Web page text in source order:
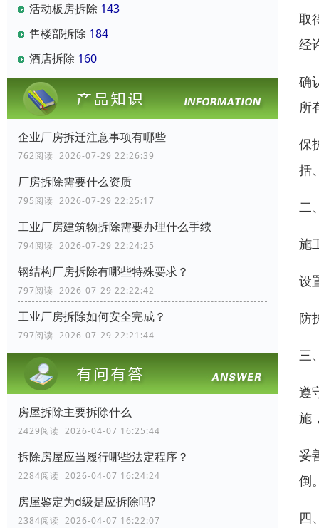
活动板房拆除 143
售楼部拆除 184
酒店拆除 160
企业厂房拆迁注意事项有哪些
762阅读 2026-07-29 22:26:39
厂房拆除需要什么资质
795阅读 2026-07-29 22:25:17
工业厂房建筑物拆除需要办理什么手续
794阅读 2026-07-29 22:24:25
钢结构厂房拆除有哪些特殊要求？
797阅读 2026-07-29 22:22:42
工业厂房拆除如何安全完成？
797阅读 2026-07-29 22:21:44
房屋拆除主要拆除什么
2429阅读 2026-04-07 16:25:44
拆除房屋应当履行哪些法定程序？
2284阅读 2026-04-07 16:24:24
房屋鉴定为d级是应拆除吗?
2384阅读 2026-04-07 16:22:07
取
经
确
所
保
括
二
施
设
防
三
遵
施
妥
倒
四